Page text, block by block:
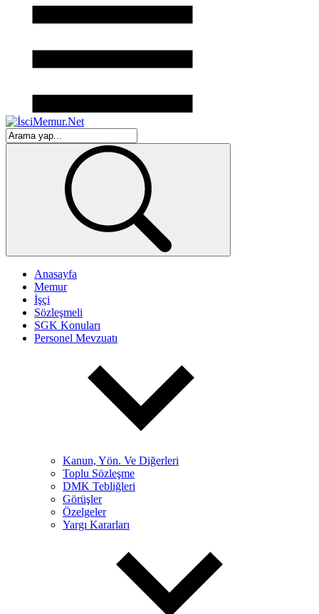
Anasayfa
Memur
İşçi
Sözleşmeli
SGK Konuları
Personel Mevzuatı
Kanun, Yön. Ve Diğerleri
Toplu Sözleşme
DMK Tebliğleri
Görüşler
Özelgeler
Yargı Kararları